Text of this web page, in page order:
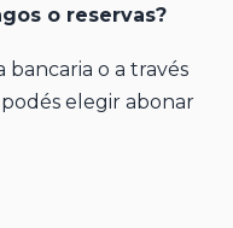
o reservas?
o a través
elegir abonar